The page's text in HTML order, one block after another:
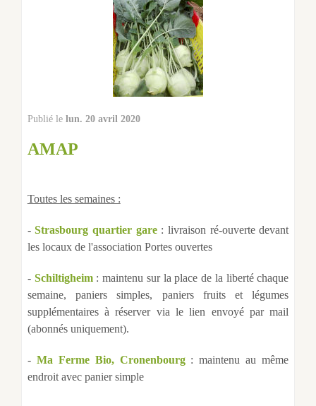
lun. 20 avril 2020
AMAP
Toutes les semaines :
-Strasbourg quartier gare: livraison ré-ouverte devant
les locaux de l'association Portes ouvertes
- Schiltigheim : maintenu sur la place de la liberté chaque
semaine, paniers simples, paniers fruits et légumes
supplémentaires à réserver via le lien envoyé par mail
(abonnés uniquement).
- Ma Ferme Bio, Cronenbourg: maintenu au même
endroit avec panier simple